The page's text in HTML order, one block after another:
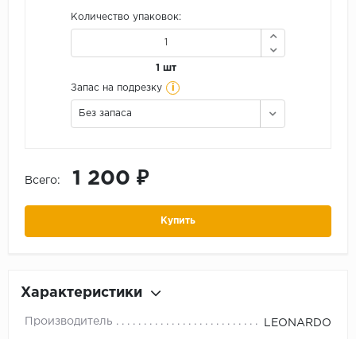
Количество упаковок:
1 шт
Запас на подрезку i
Без запаса
Всего: 1 200 ₽
Купить
Характеристики
Производитель LEONARDO